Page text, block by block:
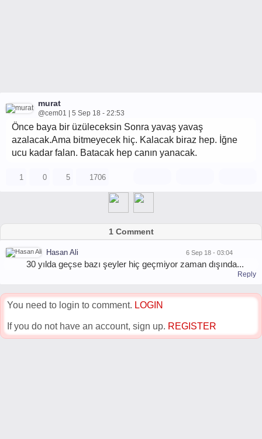
murat
@cem01 | 5 Sep 18 - 22:53
Önce baya bir üzüleceksin Sonra yavaş yavaş
azalacak.Ama bitmeyecek hiç. Kalacak biraz hep. İğne
ucu kadar falan. Batacak hep canın yanacak.
1 0 5 1706
1 Comment
Hasan Ali 6 Sep 18 - 03:04
30 yılda geçse bazı şeyler hiç geçmiyor zaman dışında...
Reply
You need to login to comment. LOGIN
If you do not have an account, sign up. REGISTER